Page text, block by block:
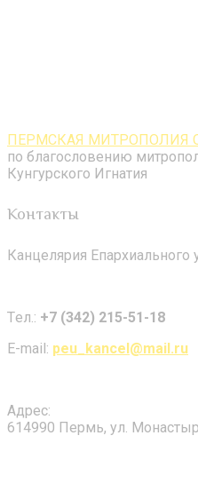
ПЕРМСКАЯ МИТРОПОЛИЯ
по благословению
Кунгурского Игнатия
Контакты
Канцелярия Епархиального
Tел.: +7 (342) 215-51-18
E-mail: peu_kancel@mail.ru
Адрес:
614990 Пермь, ул.